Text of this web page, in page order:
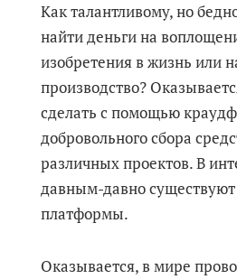
Как талантливому, но
найти деньги на
изобретения в жизнь или
производство?
сделать с помощью
добровольного сбора
различных проектов. В
давным-давно
платформы.
Оказывается, в мире